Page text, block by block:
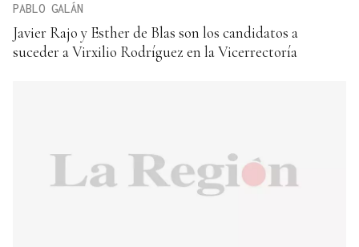
PABLO GALÁN
Javier Rajo y Esther de Blas son los candidatos a
suceder a Virxilio Rodríguez en la Vicerrectoría